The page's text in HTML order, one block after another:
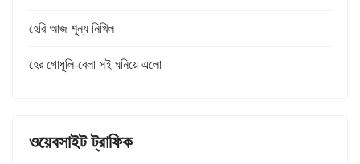
হেরি আজ শূন্য নিখিল
হের গোধূলি-বেলা সই ঘনিয়ে এলো
ওয়েবসাইট ট্রাফিক